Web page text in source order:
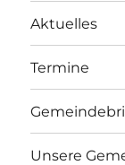
Aktuelles
Termine
Unsere